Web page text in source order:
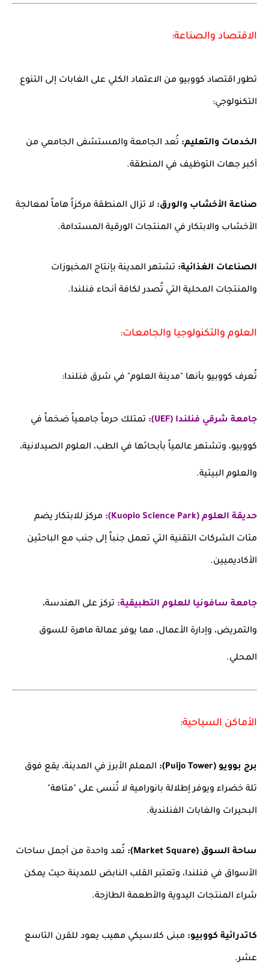
الاقتصاد والصناعة:
تطور اقتصاد كووبيو من الاعتماد الكلي على الغابات إلى التنوع
التكنولوجي:
الخدمات والتعليم: تُعد الجامعة والمستشفى الجامعي من
أكبر جهات التوظيف في المنطقة.
صناعة الأخشاب والورق: لا تزال المنطقة مركزاً هاماً لمعالجة
الأخشاب والابتكار في المنتجات الورقية المستدامة.
الصناعات الغذائية: تشتهر المدينة بإنتاج المخبوزات
والمنتجات المحلية التي تُصدر لكافة أنحاء فنلندا.
العلوم والتكنولوجيا والجامعات:
تُعرف كووبيو بأنها "مدينة العلوم" في شرق فنلندا:
جامعة شرقي فنلندا (UEF): تمتلك حرماً جامعياً ضخماً في
كووبيو، وتشتهر عالمياً بأبحاثها في الطب، العلوم الصيدلانية،
والعلوم البيئية.
حديقة العلوم (Kuopio Science Park): مركز للابتكار يضم
مئات الشركات التقنية التي تعمل جنباً إلى جنب مع الباحثين
الأكاديميين.
جامعة سافونيا للعلوم التطبيقية: تركز على الهندسة،
والتمريض، وإدارة الأعمال، مما يوفر عمالة ماهرة للسوق
المحلي.
الأماكن السياحية:
برج بوويو (Puijo Tower): المعلم الأبرز في المدينة، يقع فوق
تلة خضراء ويوفر إطلالة بانورامية لا تُنسى على "متاهة"
البحيرات والغابات الفنلندية.
ساحة السوق (Market Square): تُعد واحدة من أجمل ساحات
الأسواق في فنلندا، وتعتبر القلب النابض للمدينة حيث يمكن
شراء المنتجات اليدوية والأطعمة الطازجة.
كاتدرائية كووبيو: مبنى كلاسيكي مهيب يعود للقرن التاسع
عشر.